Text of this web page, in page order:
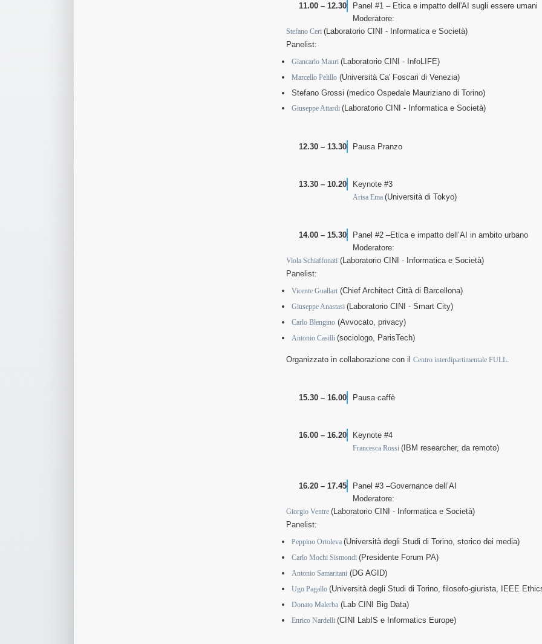
11.00 – 12.30
Panel #1 – Etica e impatto dell'AI sugli essere umani
Moderatore:
Stefano Ceri (Laboratorio CINI - Informatica e Società)
Panelist:
Giancarlo Mauri (Laboratorio CINI - InfoLIFE)
Marcello Pelillo (Università Ca' Foscari di Venezia)
Stefano Grossi (medico Ospedale Mauriziano di Torino)
Giuseppe Attardi (Laboratorio CINI - Informatica e Società)
12.30 – 13.30 Pausa Pranzo
13.30 – 10.20 Keynote #3
Arisa Ema (Università di Tokyo)
14.00 – 15.30
Panel #2 –Etica e impatto dell’AI in ambito urbano
Moderatore:
Viola Schiaffonati (Laboratorio CINI - Informatica e Società)
Panelist:
Vicente Guallart (Chief Architect Città di Barcellona)
Giuseppe Anastasi (Laboratorio CINI - Smart City)
Carlo Blengino (Avvocato, privacy)
Antonio Casilli (sociologo, ParisTech)
Organizzato in collaborazione con il Centro interdipartimentale FULL
15.30 – 16.00 Pausa caffè
16.00 – 16.20 Keynote #4
Francesca Rossi (IBM researcher, da remoto)
16.20 – 17.45
Panel #3 –Governance dell’AI
Moderatore:
Giorgio Ventre (Laboratorio CINI - Informatica e Società)
Panelist:
Peppino Ortoleva (Università degli Studi di Torino, storico dei media)
Carlo Mochi Sismondi (Presidente Forum PA)
Antonio Samaritani (DG AGID)
Ugo Pagallo (Università degli Studi di Torino, filosofo-giurista, IEEE
Donato Malerba (Lab CINI Big Data)
Enrico Nardelli (CINI LabIS e Informatics Europe)